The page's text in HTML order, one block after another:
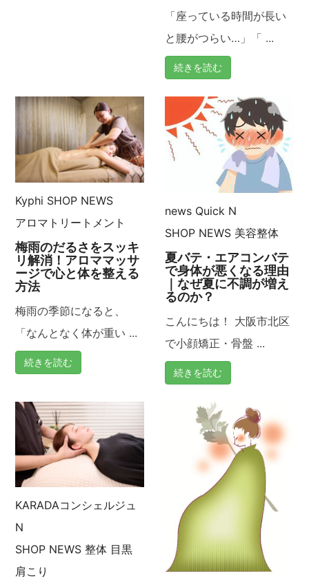
「座っている時間が長い
と腰がつらい…」「 ...
続きを読む
Kyphi SHOP NEWS
アロマトリートメント
梅雨のだるさをスッキ
リ解消！アロママッサ
ージで心と体を整える
方法
梅雨の季節になると、
「なんとなく体が重い ...
続きを読む
news Quick N
SHOP NEWS 美容整体
夏バテ・エアコンバテ
で身体が悪くなる理由
｜なぜ夏に不調が増え
るのか？
こんにちは！ 大阪市北区
で小顔矯正・骨盤 ...
続きを読む
KARADAコンシェルジュ
N
SHOP NEWS 整体 目黒
肩こり